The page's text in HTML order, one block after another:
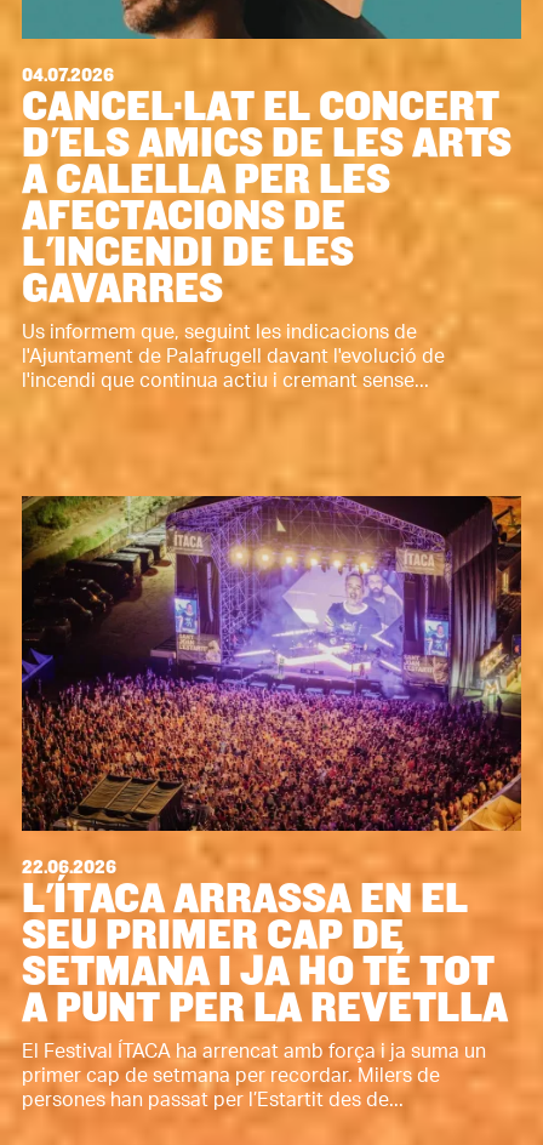
04.07.2026
CANCEL·LAT EL CONCERT
D'ELS AMICS DE LES ARTS
A CALELLA PER LES
AFECTACIONS DE
L'INCENDI DE LES
GAVARRES
Us informem que, seguint les indicacions de
l'Ajuntament de Palafrugell davant l'evolució de
l'incendi que continua actiu i cremant sense...
22.06.2026
L'ÍTACA ARRASSA EN EL
SEU PRIMER CAP DE
SETMANA I JA HO TÉ TOT
A PUNT PER LA REVETLLA
El Festival ÍTACA ha arrencat amb força i ja suma un
primer cap de setmana per recordar. Milers de
persones han passat per l’Estartit des de...